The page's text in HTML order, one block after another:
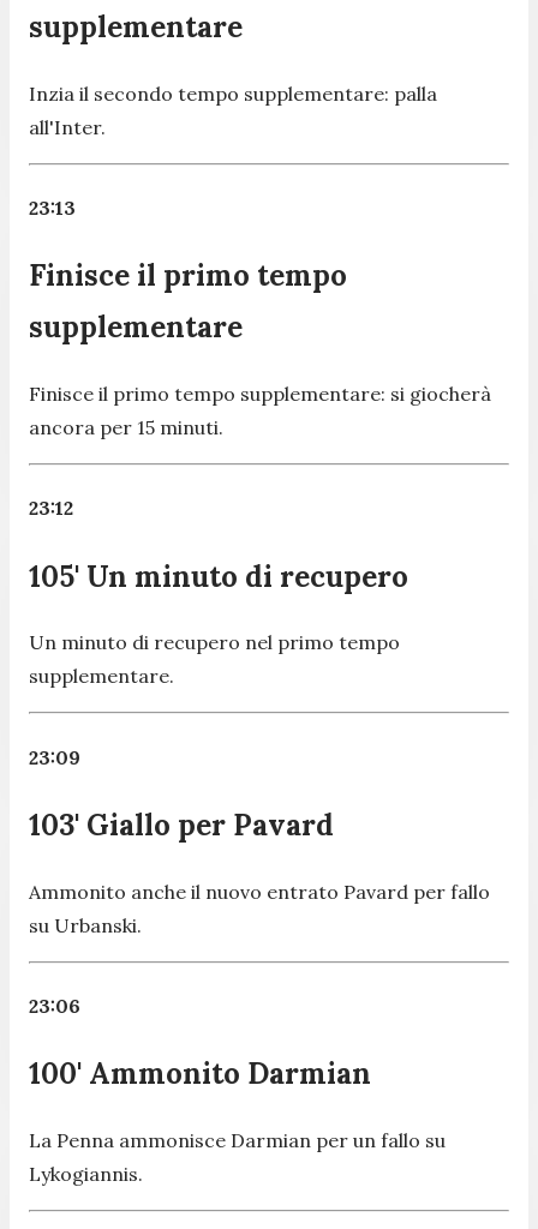
supplementare
Inzia il secondo tempo supplementare: palla
all'Inter.
23:13
Finisce il primo tempo
supplementare
Finisce il primo tempo supplementare: si giocherà
ancora per 15 minuti.
23:12
105' Un minuto di recupero
Un minuto di recupero nel primo tempo
supplementare.
23:09
103' Giallo per Pavard
Ammonito anche il nuovo entrato Pavard per fallo
su Urbanski.
23:06
100' Ammonito Darmian
La Penna ammonisce Darmian per un fallo su
Lykogiannis.